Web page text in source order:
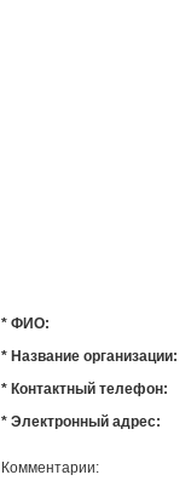
* ФИО:
* Название организации:
* Контактный телефон:
* Электронный адрес:
Комментарии: